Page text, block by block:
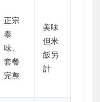
正宗
泰
味、
套餐
完整
美味
但米
飯另
計